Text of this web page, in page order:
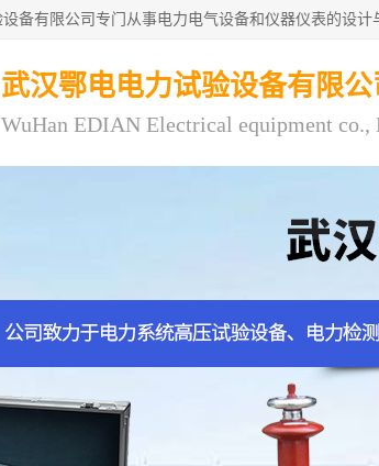
武汉鄂电电力试验设备有限公
WuHan EDIAN Electrical equipment co.,